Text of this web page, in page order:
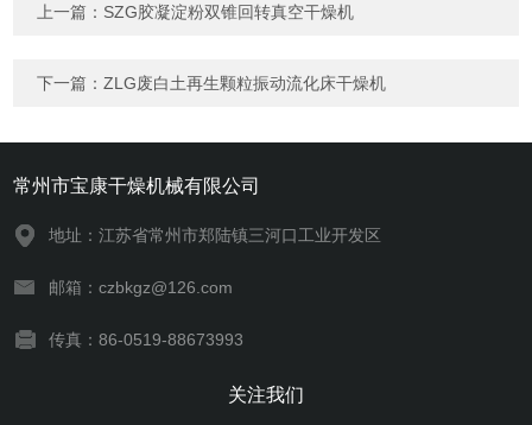
上一篇： SZG胶凝淀粉双锥回转真空干燥机
下一篇：ZLG废白土再生颗粒振动流化床干燥机
常州市宝康干燥机械有限公司
地址：江苏省常州市郑陆镇三河口工业开发区
邮箱：czbkgz@126.com
传真：86-0519-88673993
关注我们